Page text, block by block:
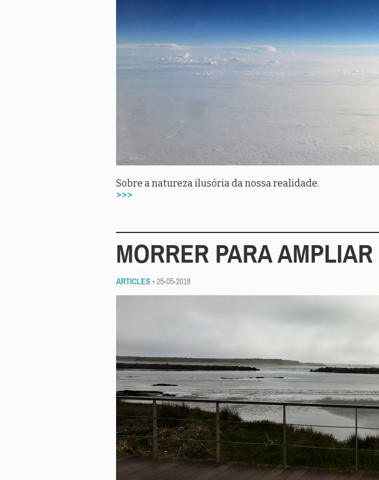
Sobre a natureza ilusória da nossa realidade.
>>>
MORRER PARA AMPLIAR
ARTICLES • 25-05-2018